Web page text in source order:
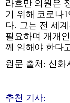
라흐만 의원은
기 위해 코로나
다. 그는 전 세
필요하며 개개
께 임해야 한다
원문 출처: 신화
추천 기사: